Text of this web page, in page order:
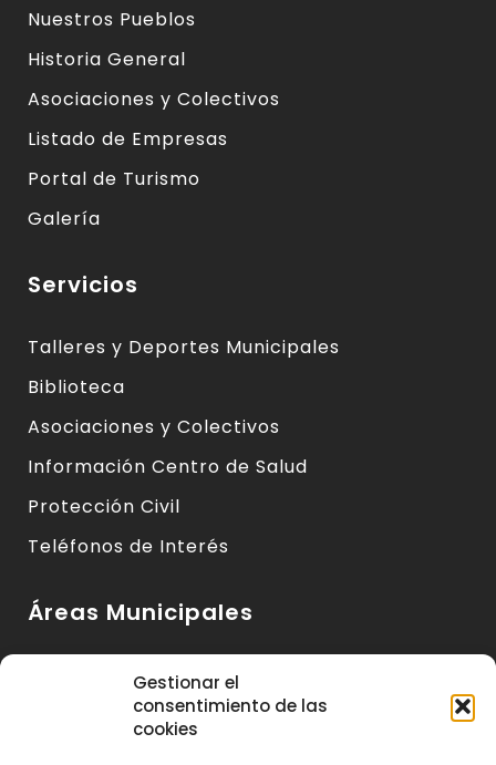
Gestionar el
consentimiento de las
cookies
Nuestros Pueblos
Historia General
Asociaciones y Colectivos
Listado de Empresas
Portal de Turismo
Galería
Servicios
Talleres y Deportes Municipales
Biblioteca
Asociaciones y Colectivos
Información Centro de Salud
Protección Civil
Teléfonos de Interés
Áreas Municipales
Urbanismo y Vivienda
Medio Ambiente y Sanidad